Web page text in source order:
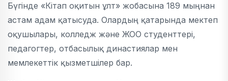
Бүгінде «Кітап оқитын ұлт» жобасына 189 мыңнан
астам адам қатысуда. Олардың қатарында мектеп
оқушылары, колледж және ЖОО студенттері,
педагогтер, отбасылық династиялар мен
мемлекеттік қызметшілер бар.